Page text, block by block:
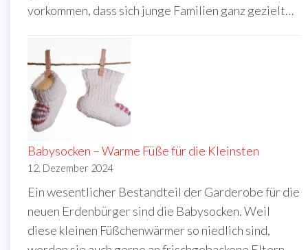
vorkommen, dass sich junge Familien ganz gezielt…
Babysocken – Warme Füße für die Kleinsten
12. Dezember 2024
Ein wesentlicher Bestandteil der Garderobe für die
neuen Erdenbürger sind die Babysocken. Weil
diese kleinen Füßchenwärmer so niedlich sind,